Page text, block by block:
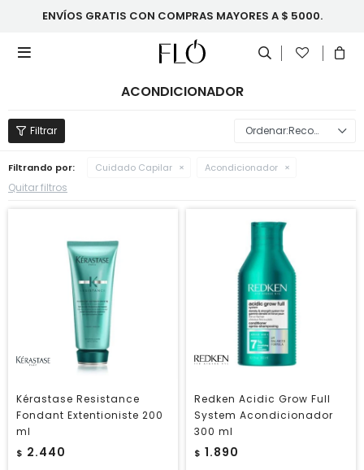
ENVÍOS GRATIS CON COMPRAS MAYORES A $ 5000.

ACONDICIONADOR
Recomendados
Filtrando por: Cuidado Capilar Acondicionador
Quitar filtros
Kérastase Resistance
Fondant Extentioniste 200
ml
$ 2.440
Redken Acidic Grow Full
System Acondicionador
300 ml
$ 1.890